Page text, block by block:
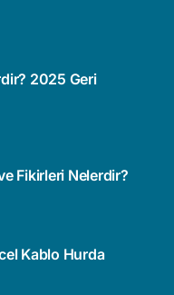
2025 Geri
Fikirleri Nelerdir?
Kablo Hurda